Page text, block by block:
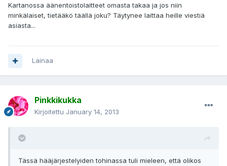
Kartanossa äänentoistolaitteet omasta takaa ja jos niin
minkälaiset, tietääkö täällä joku? Täytynee laittaa heille viestiä
asiasta...
Lainaa
Pinkkikukka
Kirjoitettu January 14, 2013
Tässä hääjärjestelyiden tohinassa tuli mieleen, että olikos